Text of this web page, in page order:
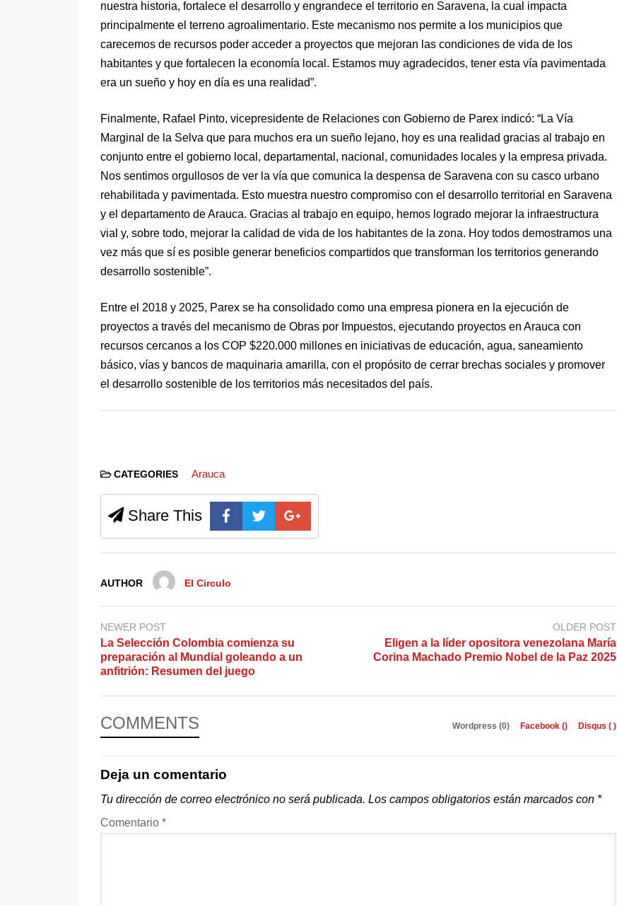
nuestra historia, fortalece el desarrollo y engrandece el territorio en Saravena, la cual impacta
principalmente el terreno agroalimentario. Este mecanismo nos permite a los municipios que
carecemos de recursos poder acceder a proyectos que mejoran las condiciones de vida de los
habitantes y que fortalecen la economía local. Estamos muy agradecidos, tener esta vía pavimentada
era un sueño y hoy en día es una realidad”.
Finalmente, Rafael Pinto, vicepresidente de Relaciones con Gobierno de Parex indicó: “La Vía
Marginal de la Selva que para muchos era un sueño lejano, hoy es una realidad gracias al trabajo en
conjunto entre el gobierno local, departamental, nacional, comunidades locales y la empresa privada.
Nos sentimos orgullosos de ver la vía que comunica la despensa de Saravena con su casco urbano
rehabilitada y pavimentada. Esto muestra nuestro compromiso con el desarrollo territorial en Saravena
y el departamento de Arauca. Gracias al trabajo en equipo, hemos logrado mejorar la infraestructura
vial y, sobre todo, mejorar la calidad de vida de los habitantes de la zona. Hoy todos demostramos una
vez más que sí es posible generar beneficios compartidos que transforman los territorios generando
desarrollo sostenible”.
Entre el 2018 y 2025, Parex se ha consolidado como una empresa pionera en la ejecución de
proyectos a través del mecanismo de Obras por Impuestos, ejecutando proyectos en Arauca con
recursos cercanos a los COP $220.000 millones en iniciativas de educación, agua, saneamiento
básico, vías y bancos de maquinaria amarilla, con el propósito de cerrar brechas sociales y promover
el desarrollo sostenible de los territorios más necesitados del país.
CATEGORIES Arauca
Share This
AUTHOR El Circulo
NEWER POST
La Selección Colombia comienza su
preparación al Mundial goleando a un
anfitrión: Resumen del juego
OLDER POST
Eligen a la líder opositora venezolana María
Corina Machado Premio Nobel de la Paz 2025
COMMENTS Wordpress (0) Facebook () Disqus ( )
Deja un comentario
Tu dirección de correo electrónico no será publicada. Los campos obligatorios están marcados con *
Comentario *